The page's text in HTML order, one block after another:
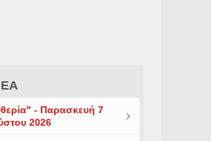
- Παρασκευή 7
2026